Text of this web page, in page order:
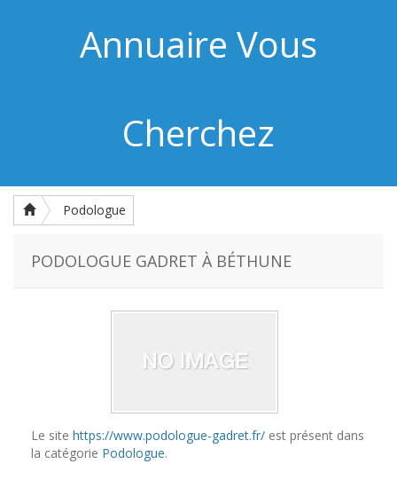
Annuaire Vous
Cherchez
Podologue
PODOLOGUE GADRET À BÉTHUNE
Le site https://www.podologue-gadret.fr/ est présent dans
la catégorie Podologue.